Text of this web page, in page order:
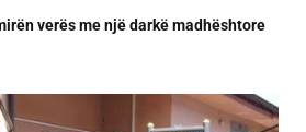
verës me një darkë madhështore